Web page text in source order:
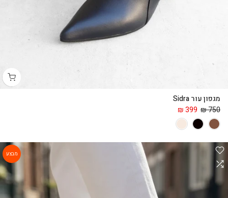
מגפון עור Sidra
750 ₪
399 ₪
מבצע